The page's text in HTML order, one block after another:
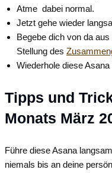
Atme dabei normal.
Jetzt gehe wieder
Begebe dich von da
Stellung des
Wiederhole diese
Tipps und
Monats März
Führe diese Asana
niemals bis an deine